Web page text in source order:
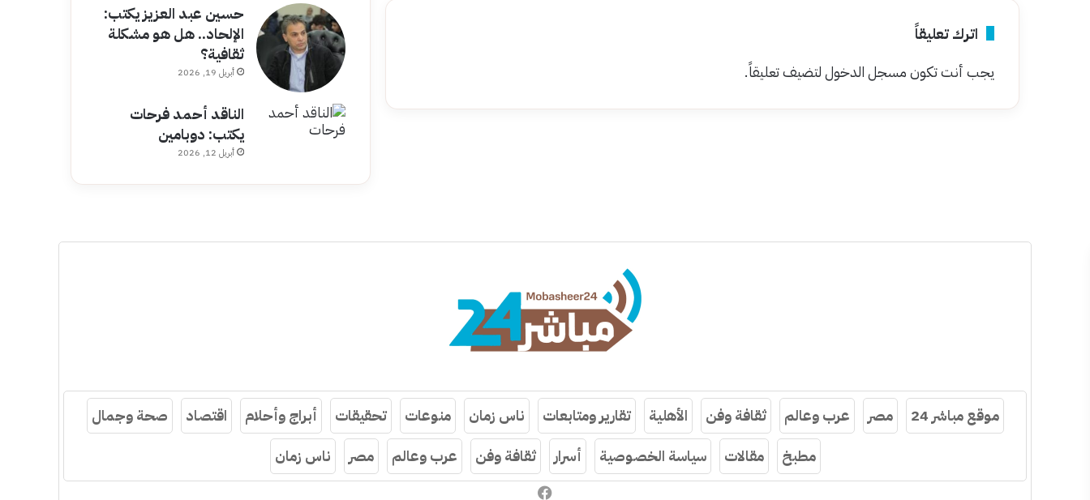
اترك تعليقاً
يجب أنت تكونمسجل الدخوللتضيف تعليقاً.
حسين عبد العزيز يكتب:
الإلحاد.. هل هو مشكلة
ثقافية؟
أبريل 19, 2026
الناقد أحمد فرحات
يكتب: دوبامين
أبريل 12, 2026
موقع مباشر 24 مصر عرب وعالم ثقافة وفن الأهلية تقارير ومتابعات ناس زمان منوعات تحقيقات أبراج وأحلام اقتصاد
صحة وجمال
مطبخ
مقالات سياسة الخصوصية أسرار ثقافة وفن عرب وعالم مصر
ناس زمان
فيسبوك